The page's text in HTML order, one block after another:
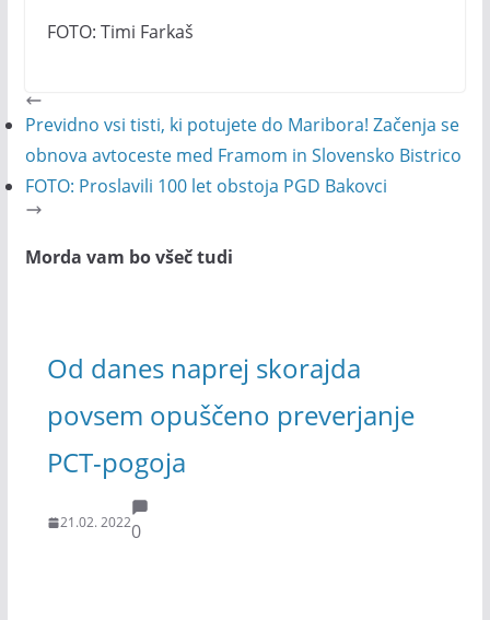
FOTO: Timi Farkaš
Previdno vsi tisti, ki potujete do Maribora! Začenja se
obnova avtoceste med Framom in Slovensko Bistrico
FOTO: Proslavili 100 let obstoja PGD Bakovci
Morda vam bo všeč tudi
Od danes naprej skorajda
povsem opuščeno preverjanje
PCT-pogoja
21.02. 20220